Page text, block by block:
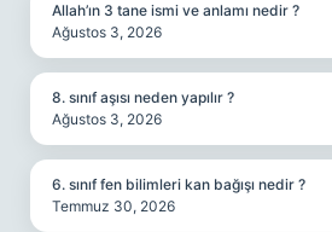
Allah’ın 3 tane ismi ve anlamı nedir ?
Ağustos 3, 2026
8. sınıf aşısı neden yapılır ?
Ağustos 3, 2026
6. sınıf fen bilimleri kan bağışı nedir ?
Temmuz 30, 2026